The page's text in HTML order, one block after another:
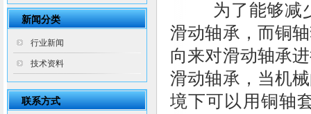
新闻分类
行业新闻
技术资料
联系方式
为了能够减少
滑动轴承，而铜
向来对滑动轴承
滑动轴承，当机
境下可以用铜轴